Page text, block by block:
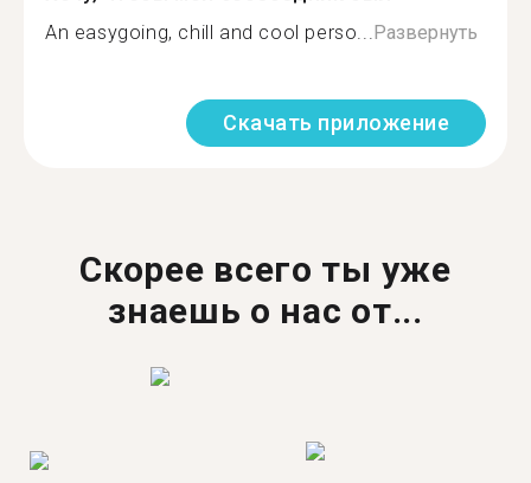
An easygoing, chill and cool perso...Развернуть
Скачать приложение
Скорее всего ты уже
знаешь о нас от...